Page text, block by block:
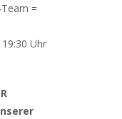
=
Uhr